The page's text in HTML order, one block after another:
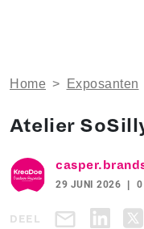
Home > Exposanten
Atelier
29 JUNI 2026
DEEL